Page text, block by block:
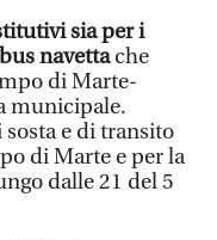
sia per i
navettache
di Marte-
municipale.
e di transito
di Marte e per la
dalle 21 del 5